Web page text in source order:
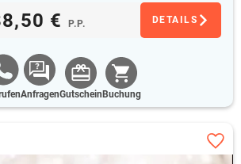
€ P.P. DETAILS
AnfragenGutschein Buchung